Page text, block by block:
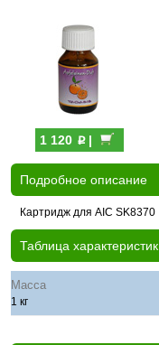
1 120 p|
Подробное описание
Картридж для AIC SK8370
Таблица характеристик
Масса
1 кг